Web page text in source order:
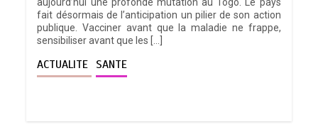
fait désormais de l’anticipation un pilier de son action
publique. Vacciner avant que la maladie ne frappe,
sensibiliser avant que les […]
ACTUALITE SANTE